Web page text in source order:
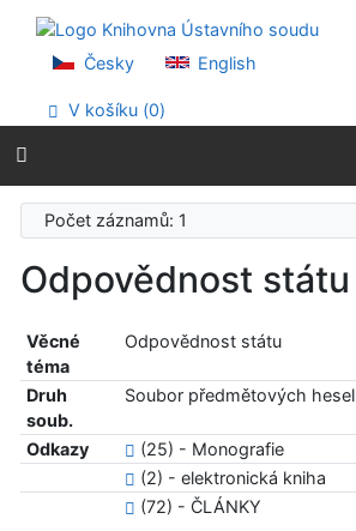
Přejít na menu
Prohlášení o webové přístupnosti
Česky English
V košíku (0)
Počet záznamů: 1
Odpovědnost státu
Věcné
téma
Odpovědnost státu
Druh
soub.
Soubor předmětových hesel
Odkazy
(25) - Monografie
(2) - elektronická kniha
(72) - ČLÁNKY